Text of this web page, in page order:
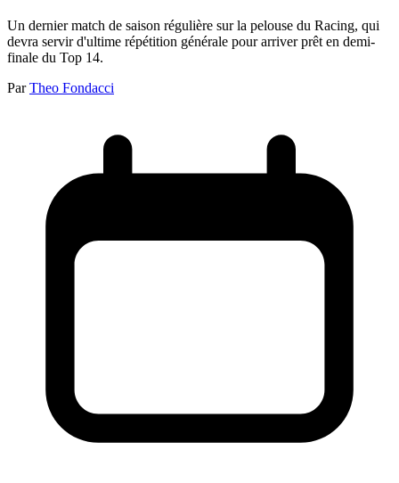
Un dernier match de saison régulière sur la pelouse du Racing, qui
devra servir d'ultime répétition générale pour arriver prêt en demi-
finale du Top 14.
Par Theo Fondacci